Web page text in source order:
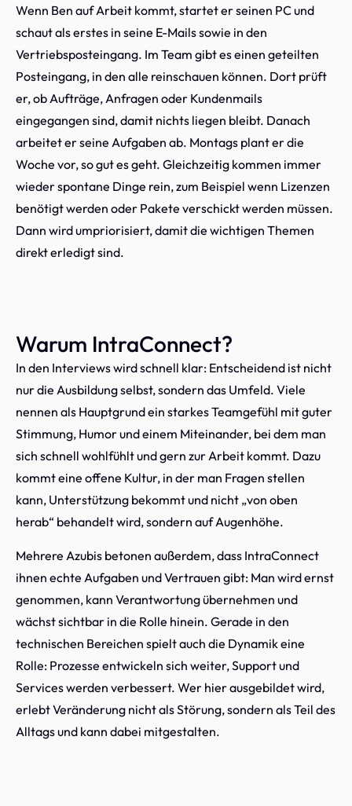
Wenn Ben auf Arbeit kommt, startet er seinen PC und
schaut als erstes in seine E-Mails sowie in den
Vertriebsposteingang. Im Team gibt es einen geteilten
Posteingang, in den alle reinschauen können. Dort prüft
er, ob Aufträge, Anfragen oder Kundenmails
eingegangen sind, damit nichts liegen bleibt. Danach
arbeitet er seine Aufgaben ab. Montags plant er die
Woche vor, so gut es geht. Gleichzeitig kommen immer
wieder spontane Dinge rein, zum Beispiel wenn Lizenzen
benötigt werden oder Pakete verschickt werden müssen.
Dann wird umpriorisiert, damit die wichtigen Themen
direkt erledigt sind.
Warum IntraConnect?
In den Interviews wird schnell klar: Entscheidend ist nicht
nur die Ausbildung selbst, sondern das Umfeld. Viele
nennen als Hauptgrund ein starkes Teamgefühl mit guter
Stimmung, Humor und einem Miteinander, bei dem man
sich schnell wohlfühlt und gern zur Arbeit kommt. Dazu
kommt eine offene Kultur, in der man Fragen stellen
kann, Unterstützung bekommt und nicht „von oben
herab“ behandelt wird, sondern auf Augenhöhe.
Mehrere Azubis betonen außerdem, dass IntraConnect
ihnen echte Aufgaben und Vertrauen gibt: Man wird ernst
genommen, kann Verantwortung übernehmen und
wächst sichtbar in die Rolle hinein. Gerade in den
technischen Bereichen spielt auch die Dynamik eine
Rolle: Prozesse entwickeln sich weiter, Support und
Services werden verbessert. Wer hier ausgebildet wird,
erlebt Veränderung nicht als Störung, sondern als Teil des
Alltags und kann dabei mitgestalten.